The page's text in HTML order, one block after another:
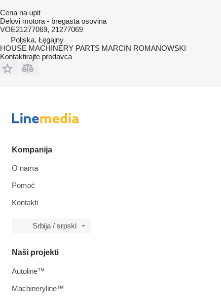
Cena na upit
Delovi motora - bregasta osovina
VOE21277069, 21277069
Poljska, Łęgajny
HOUSE MACHINERY PARTS MARCIN ROMANOWSKI
Kontaktirajte prodavca
Kompanija
O nama
Pomoć
Kontakti
Srbija / srpski
Naši projekti
Autoline™
Machineryline™